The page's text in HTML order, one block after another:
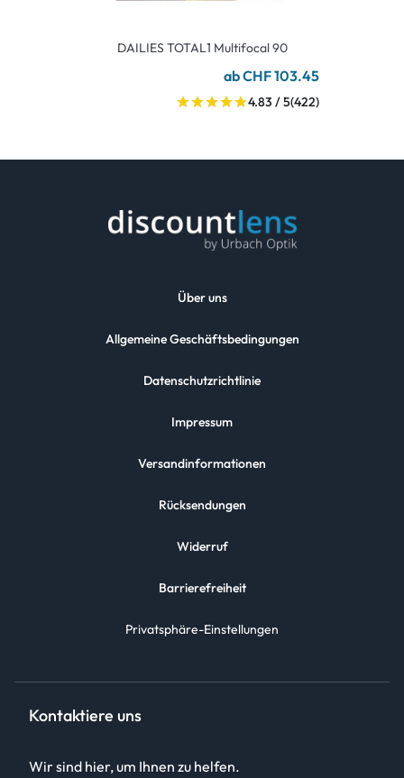
DAILIES TOTAL1 Multifocal 90
ab CHF 103.45
4.83 / 5(422)
Über uns
Allgemeine Geschäftsbedingungen
Datenschutzrichtlinie
Impressum
Versandinformationen
Rücksendungen
Widerruf
Barrierefreiheit
Privatsphäre-Einstellungen
Kontaktiere uns
Wir sind hier, um Ihnen zu helfen.